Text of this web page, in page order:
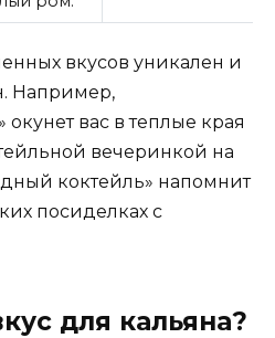
вкусов уникален и
Например,
вас в теплые края
вечеринкой на
коктейль» напомнит
посиделках с
для кальяна?